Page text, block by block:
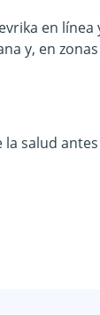
en
y, en
salud